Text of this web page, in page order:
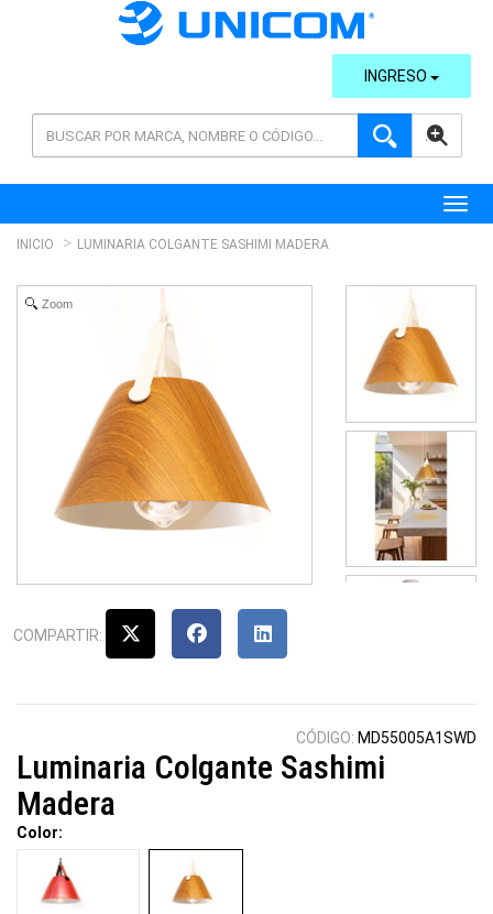
AVANZADA
INGRESO
INICIO LUMINARIA COLGANTE SASHIMI MADERA
Zoom
COMPARTIR:
CÓDIGO: MD55005A1SWD
Luminaria Colgante Sashimi
Madera
Color: